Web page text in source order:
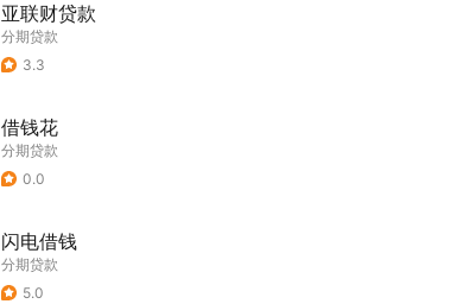
亚联财贷款
分期贷款
3.3
借钱花
分期贷款
0.0
闪电借钱
分期贷款
5.0